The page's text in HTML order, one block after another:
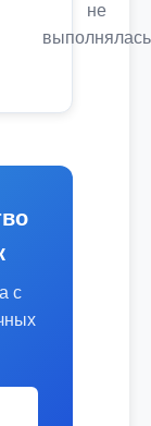
не
выполнялась
с